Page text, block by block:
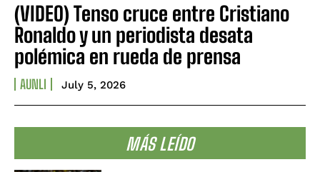
(VIDEO) Tenso cruce entre Cristiano
Ronaldo y un periodista desata
polémica en rueda de prensa
AUNLI July 5, 2026
MÁS LEÍDO